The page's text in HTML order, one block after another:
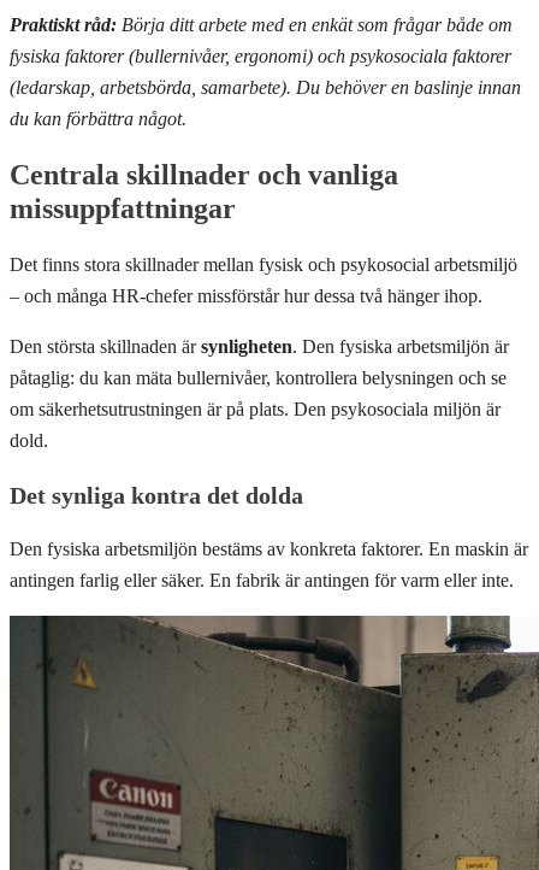
Praktiskt råd: Börja ditt arbete med en enkät som frågar både om
fysiska faktorer (bullernivåer, ergonomi) och psykosociala faktorer
(ledarskap, arbetsbörda, samarbete). Du behöver en baslinje innan
du kan förbättra något.
Centrala skillnader och vanliga
missuppfattningar
Det finns stora skillnader mellan fysisk och psykosocial arbetsmiljö
– och många HR-chefer missförstår hur dessa två hänger ihop.
Den största skillnaden ärsynligheten. Den fysiska arbetsmiljön är
påtaglig: du kan mäta bullernivåer, kontrollera belysningen och se
om säkerhetsutrustningen är på plats. Den psykosociala miljön är
dold.
Det synliga kontra det dolda
Den fysiska arbetsmiljön bestäms av konkreta faktorer. En maskin är
antingen farlig eller säker. En fabrik är antingen för varm eller inte.